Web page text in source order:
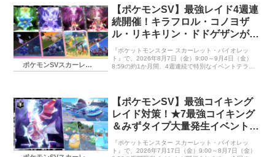
ます。毎回、期限ギリギリに売り切れなどあるため
早めにしておくのがいいと思います。 追記：韓国で
はコードがなくなったため早期終了したこともあり
出来れば期間内お早めにすることをオススメしま
す。
ポケモンSVスカーレット・バイオレット
【ポケモンSV】最強レイド4週連
続開催！キラフロル・コノヨザ
ル・リキキリン・ドドゲザンが登
場
『ポケットモンスター スカーレット・バイオレッ
ト』で、2026年8月7日（金）9:00～9月4日（金）
8:59の約1か月間、4週連続で特別なイベントテラレ
した大量発生イベントも実施。色違いや特別な「あ
かし」を持つポケモンも狙える豪華な内容となって
います。 開催期間 2026年8月7日（金）9:00 ～ 9月
4日（金）8:59 毎週最強レイドと大量発生の内容が
切り替わります。 第1弾（8月7日～8月14日） 最強
【ポケモンSV】最強コイキング
レイド対策！★7最強コイキング
＆みずタイプ大量発生イベントま
とめ【色違いは？】
『ポケットモンスター スカーレット・バイオレッ
ト』で、2026年7月17日（金）9:00～8月7日（金）